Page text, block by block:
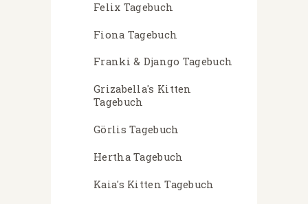
Felix Tagebuch
Fiona Tagebuch
Franki & Django Tagebuch
Grizabella's Kitten
Tagebuch
Görlis Tagebuch
Hertha Tagebuch
Kaia's Kitten Tagebuch